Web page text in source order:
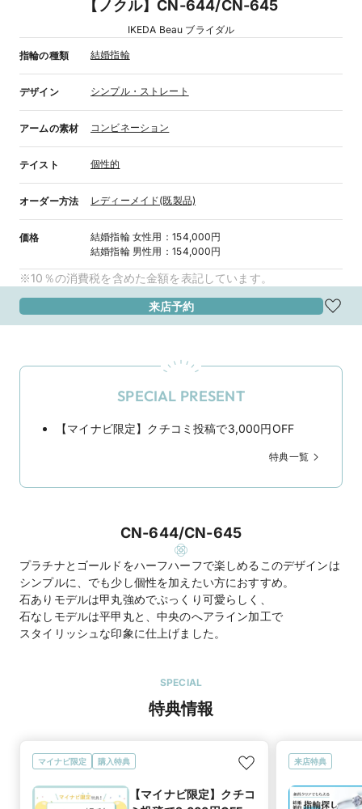
【ノクル】CN-644/CN-645
IKEDA Beau ブライダル
指輪の種類 結婚指輪
デザイン シンプル・ストレート
アームの素材 コンビネーション
テイスト 個性的
オーダー方法 レディーメイド(既製品)
価格 結婚指輪 女性用 ：154,000円
結婚指輪 男性用 ：154,000円
※10％の消費税を含めた金額を表記しています。
来店予約
SPECIAL PRESENT
【マイナビ限定】クチコミ投稿で3,000円OFF
特典一覧
CN-644/CN-645
プラチナとゴールドをハーフハーフで楽しめるこのデザインは
シンプルに、でも少し個性を加えたい方におすすめ。
石ありモデルは甲丸強めでぷっくり可愛らしく、
石なしモデルは平甲丸と、中央のへアライン加工で
スタイリッシュな印象に仕上げました。
SPECIAL
特典情報
マイナビ限定 購入特典
【マイナビ限定】クチコ
来店特典